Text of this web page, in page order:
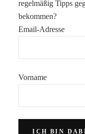
regelmäßig Tipps
bekommen?
Email-Adresse
Vorname